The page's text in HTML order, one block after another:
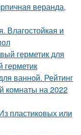
веранда,
Влагостойкая и
герметик для
герметик
ванной. Рейтинг
комнаты на 2022
пластиковых или